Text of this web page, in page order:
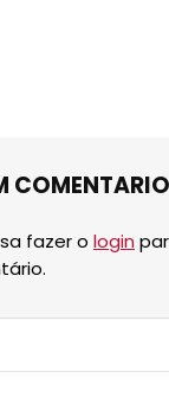
COMENTARIO
fazer o login